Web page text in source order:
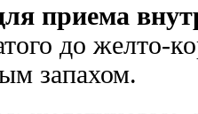
приема
до желто-
запахом.